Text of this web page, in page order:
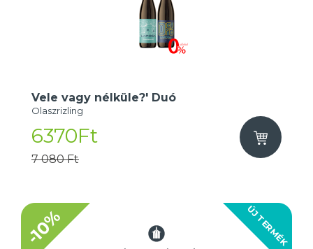
Vele vagy nélküle?' Duó
Olaszrizling
6370Ft
7 080 Ft
ÚJ TERMÉK
-10%